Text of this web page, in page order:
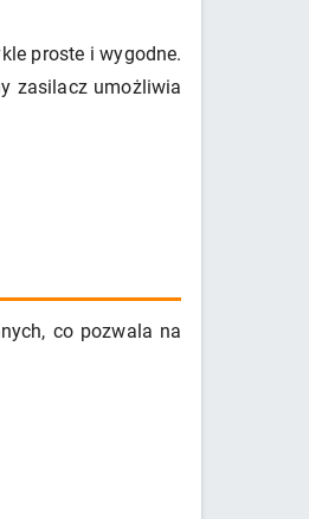
proste i wygodne.
zasilacz umożliwia
co pozwala na